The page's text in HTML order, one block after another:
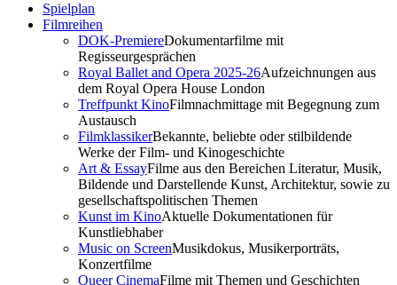
Spielplan
Filmreihen
DOK-PremiereDokumentarfilme mit
Regisseurgesprächen
Royal Ballet and Opera 2025-26Aufzeichnungen aus
dem Royal Opera House London
Treffpunkt KinoFilmnachmittage mit Begegnung zum
Austausch
FilmklassikerBekannte, beliebte oder stilbildende
Werke der Film- und Kinogeschichte
Art & EssayFilme aus den Bereichen Literatur, Musik,
Bildende und Darstellende Kunst, Architektur, sowie zu
gesellschaftspolitischen Themen
Kunst im KinoAktuelle Dokumentationen für
Kunstliebhaber
Music on ScreenMusikdokus, Musikerporträts,
Konzertfilme
Queer CinemaFilme mit Themen und Geschichten